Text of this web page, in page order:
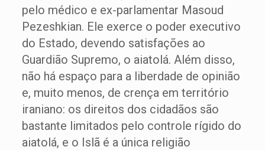
pelo médico e ex-parlamentar Masoud
Pezeshkian. Ele exerce o poder executivo
do Estado, devendo satisfações ao
Guardião Supremo, o aiatolá. Além disso,
não há espaço para a liberdade de opinião
e, muito menos, de crença em território
iraniano: os direitos dos cidadãos são
bastante limitados pelo controle rígido do
aiatolá, e o Islã é a única religião